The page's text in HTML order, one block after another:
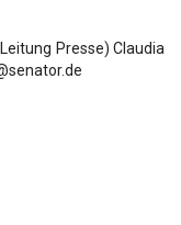
Presse) Claudia